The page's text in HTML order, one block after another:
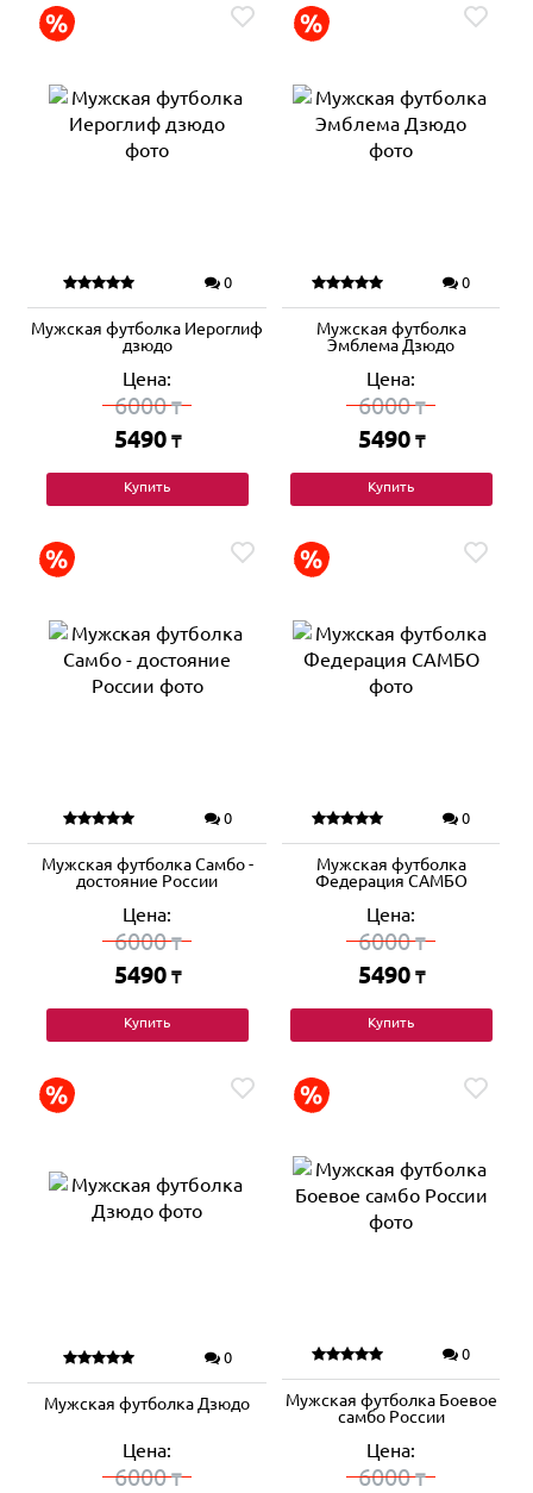
0
Мужская футболка Иероглиф
дзюдо
Цена:
6000₸
5490 ₸
Купить
0
Мужская футболка
Эмблема Дзюдо
Цена:
6000₸
5490 ₸
Купить
0
Мужская футболка Самбо -
достояние России
Цена:
6000₸
5490 ₸
Купить
0
Мужская футболка
Федерация САМБО
Цена:
6000₸
5490 ₸
Купить
0
Мужская футболка Дзюдо
Цена:
6000₸
0
Мужская футболка Боевое
самбо России
Цена:
6000₸